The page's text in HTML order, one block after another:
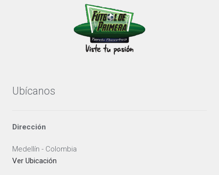
Ubícanos
Dirección
Medellín - Colombia
Ver Ubicación